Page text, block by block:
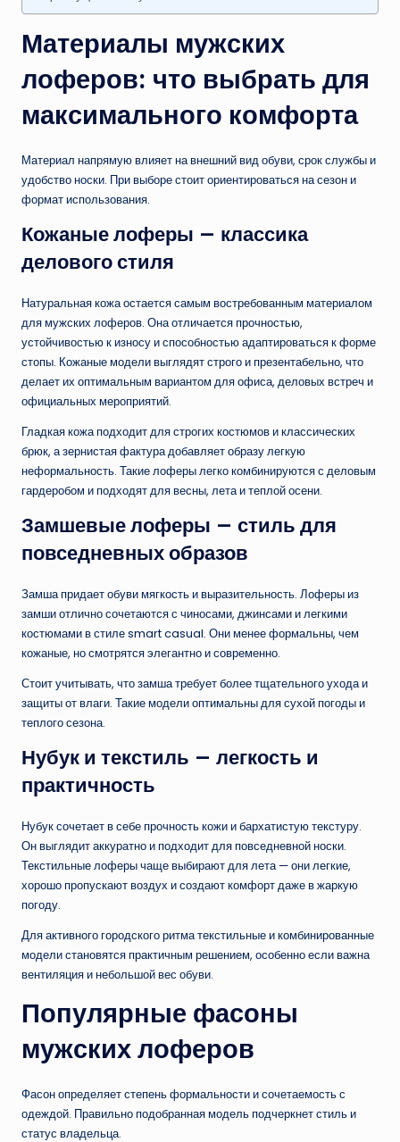
Материалы мужских
лоферов: что выбрать для
максимального комфорта
Материал напрямую влияет на внешний вид обуви, срок службы и
удобство носки. При выборе стоит ориентироваться на сезон и
формат использования.
Кожаные лоферы — классика
делового стиля
Натуральная кожа остается самым востребованным материалом
для мужских лоферов. Она отличается прочностью,
устойчивостью к износу и способностью адаптироваться к форме
стопы. Кожаные модели выглядят строго и презентабельно, что
делает их оптимальным вариантом для офиса, деловых встреч и
официальных мероприятий.
Гладкая кожа подходит для строгих костюмов и классических
брюк, а зернистая фактура добавляет образу легкую
неформальность. Такие лоферы легко комбинируются с деловым
гардеробом и подходят для весны, лета и теплой осени.
Замшевые лоферы — стиль для
повседневных образов
Замша придает обуви мягкость и выразительность. Лоферы из
замши отлично сочетаются с чиносами, джинсами и легкими
костюмами в стиле smart casual. Они менее формальны, чем
кожаные, но смотрятся элегантно и современно.
Стоит учитывать, что замша требует более тщательного ухода и
защиты от влаги. Такие модели оптимальны для сухой погоды и
теплого сезона.
Нубук и текстиль — легкость и
практичность
Нубук сочетает в себе прочность кожи и бархатистую текстуру.
Он выглядит аккуратно и подходит для повседневной носки.
Текстильные лоферы чаще выбирают для лета — они легкие,
хорошо пропускают воздух и создают комфорт даже в жаркую
погоду.
Для активного городского ритма текстильные и комбинированные
модели становятся практичным решением, особенно если важна
вентиляция и небольшой вес обуви.
Популярные фасоны
мужских лоферов
Фасон определяет степень формальности и сочетаемость с
одеждой. Правильно подобранная модель подчеркнет стиль и
статус владельца.